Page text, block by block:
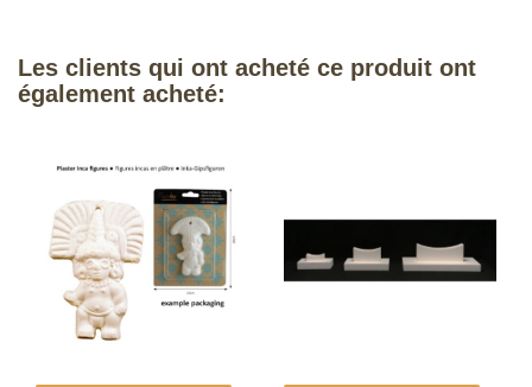
Les clients qui ont acheté ce produit ont
également acheté: